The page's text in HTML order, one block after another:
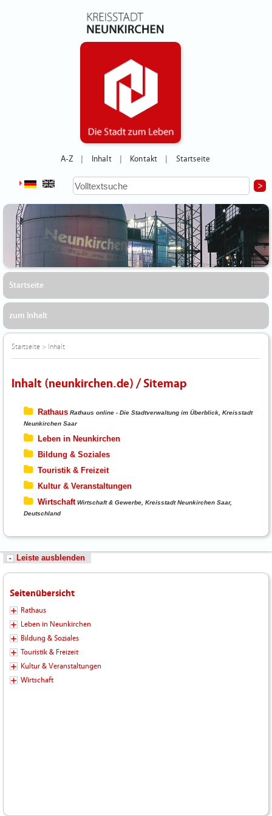
A-Z Inhalt Kontakt Startseite
Startseite
zum Inhalt
Startseite > Inhalt
Inhalt (neunkirchen.de) / Sitemap
Rathaus Rathaus online - Die Stadtverwaltung im Überblick, Kreisstadt
Neunkirchen Saar
Leben in Neunkirchen
Bildung & Soziales
Touristik & Freizeit
Kultur & Veranstaltungen
Wirtschaft Wirtschaft & Gewerbe, Kreisstadt Neunkirchen Saar,
Deutschland
Leiste ausblenden
Seitenübersicht
Rathaus
Leben in Neunkirchen
Bildung & Soziales
Touristik & Freizeit
Kultur & Veranstaltungen
Wirtschaft